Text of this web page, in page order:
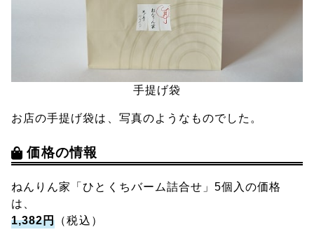
手提げ袋
お店の手提げ袋は、写真のようなものでした。
価格の情報
ねんりん家「ひとくちバーム詰合せ」5個入の価格
は、
1,382円 （税込）